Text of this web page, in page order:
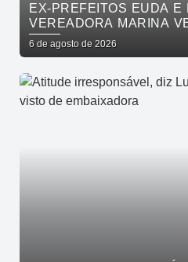
EX-PREFEITOS EUDA E
VEREADORA MARINA
REAFIRMAM APOIO A
ANDRÉ GADELHA
6 de agosto de 2026